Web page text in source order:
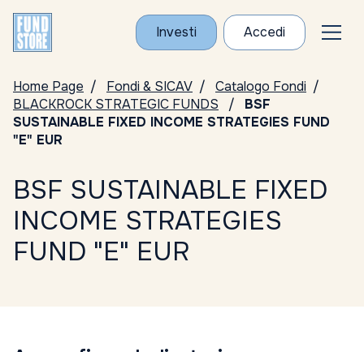
Investi Accedi
Home Page Fondi & SICAV
Catalogo Fondi
BLACKROCK STRATEGIC FUNDS
BSF
SUSTAINABLE FIXED INCOME STRATEGIES FUND
"E" EUR
BSF SUSTAINABLE FIXED
INCOME STRATEGIES
FUND "E" EUR